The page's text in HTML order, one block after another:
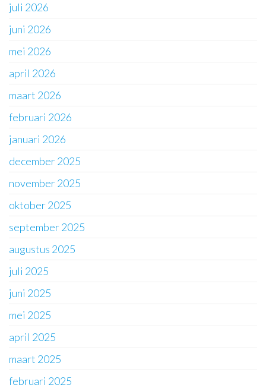
juli 2026
juni 2026
mei 2026
april 2026
maart 2026
februari 2026
januari 2026
december 2025
november 2025
oktober 2025
september 2025
augustus 2025
juli 2025
juni 2025
mei 2025
april 2025
maart 2025
februari 2025